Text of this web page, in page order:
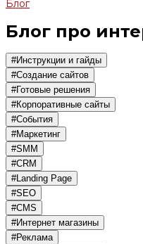
Блог
Блог про
#Инструкции и гайды
#Создание сайтов
#Готовые решения
#Корпоративные сайты
#События
#Маркетинг
#SMM
#CRM
#Landing Page
#SEO
#CMS
#Интернет магазины
#Реклама